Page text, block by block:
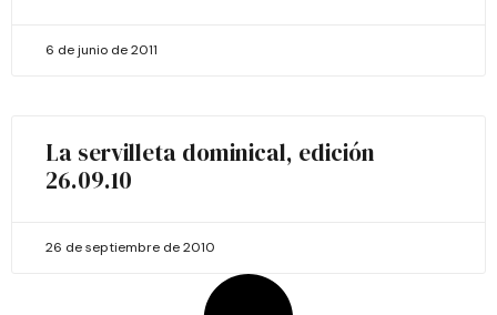
6 de junio de 2011
La servilleta dominical, edición
26.09.10
26 de septiembre de 2010